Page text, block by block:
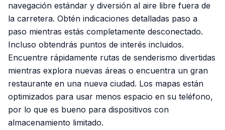
navegación estándar y diversión al aire libre fuera de
la carretera. Obtén indicaciones detalladas paso a
paso mientras estás completamente desconectado.
Incluso obtendrás puntos de interés incluidos.
Encuentre rápidamente rutas de senderismo divertidas
mientras explora nuevas áreas o encuentra un gran
restaurante en una nueva ciudad. Los mapas están
optimizados para usar menos espacio en su teléfono,
por lo que es bueno para dispositivos con
almacenamiento limitado.